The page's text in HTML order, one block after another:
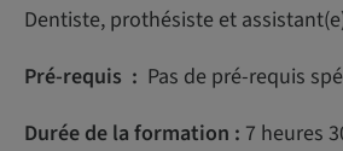
Dentiste, prothésiste et
Pré-requis : Pas de pré-requis
Durée de la formation : 7 heures